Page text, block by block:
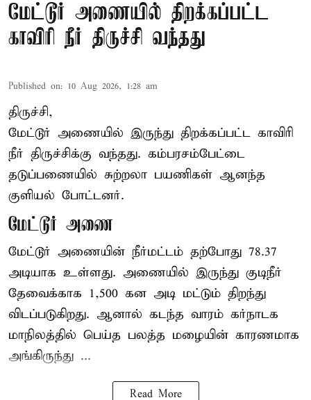
மேட்டூர் அணையில் திறக்கப்பட்ட
காவிரி நீர் திருச்சி வந்தது
Published on: 10 Aug 2026, 1:28 am
திருச்சி,
மேட்டூர் அணையில் இருந்து திறக்கப்பட்ட காவிரி
நீர் திருச்சிக்கு வந்தது. கம்பரசம்பேட்டை
தடுப்பணையில் சுற்றலா பயணிகள் ஆனந்த
குளியல் போட்டனர்.
மேட்டூர் அணை
மேட்டூர் அணையின் நீர்மட்டம் தற்போது 78.37
அடியாக உள்ளது. அணையில் இருந்து குடிநீர்
தேவைக்காக 1,500 கன அடி மட்டும் திறந்து
விடப்படுகிறது. ஆனால் கடந்த வாரம் கர்நாடக
மாநிலத்தில் பெய்த பலத்த மழையின் காரணமாக
அங்கிருந்து ...
Read More